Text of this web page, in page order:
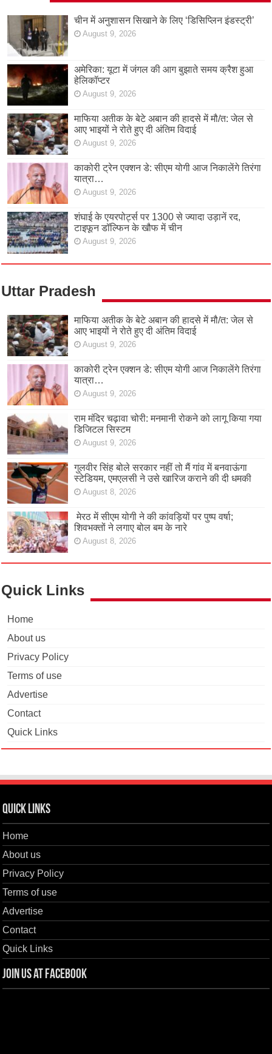
चीन में अनुशासन सिखाने के लिए ‘डिसिप्लिन इंडस्ट्री’
August 9, 2026
अमेरिका: यूटा में जंगल की आग बुझाते समय क्रैश हुआ
हेलिकॉप्टर
August 9, 2026
माफिया अतीक के बेटे अबान की हादसे में मौ/त: जेल से
आए भाइयों ने रोते हुए दी अंतिम विदाई
August 9, 2026
काकोरी ट्रेन एक्शन डे: सीएम योगी आज निकालेंगे तिरंगा
यात्रा…
August 9, 2026
शंघाई के एयरपोर्ट्स पर 1300 से ज्यादा उड़ानें रद,
टाइफून डॉल्फिन के खौफ में चीन
August 9, 2026
Uttar Pradesh
माफिया अतीक के बेटे अबान की हादसे में मौ/त: जेल से
आए भाइयों ने रोते हुए दी अंतिम विदाई
August 9, 2026
काकोरी ट्रेन एक्शन डे: सीएम योगी आज निकालेंगे तिरंगा
यात्रा…
August 9, 2026
राम मंदिर चढ़ावा चोरी: मनमानी रोकने को लागू किया गया
डिजिटल सिस्टम
August 9, 2026
गुलवीर सिंह बोले सरकार नहीं तो मैं गांव में बनवाऊंगा
स्टेडियम, एमएलसी ने उसे खारिज कराने की दी धमकी
August 8, 2026
मेरठ में सीएम योगी ने की कांवड़ियों पर पुष्प वर्षा;
शिवभक्तों ने लगाए बोल बम के नारे
August 8, 2026
Quick Links
Home
About us
Privacy Policy
Terms of use
Advertise
Contact
Quick Links
Quick Links
Home
About us
Privacy Policy
Terms of use
Advertise
Contact
Quick Links
Join us at Facebook